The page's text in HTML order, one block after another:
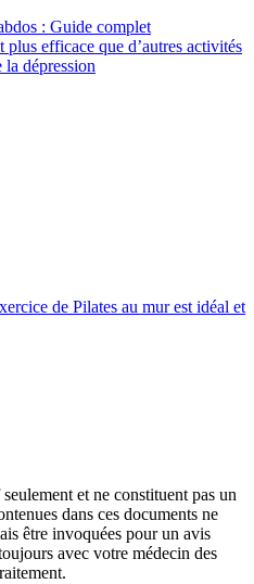
: Guide complet
efficace que d’autres activités
dépression
de Pilates au mur est idéal et
et ne constituent pas un
dans ces documents ne
être invoquées pour un avis
avec votre médecin des